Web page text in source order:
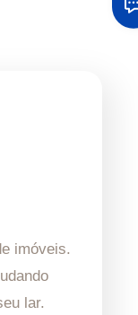
imóveis.
lar.